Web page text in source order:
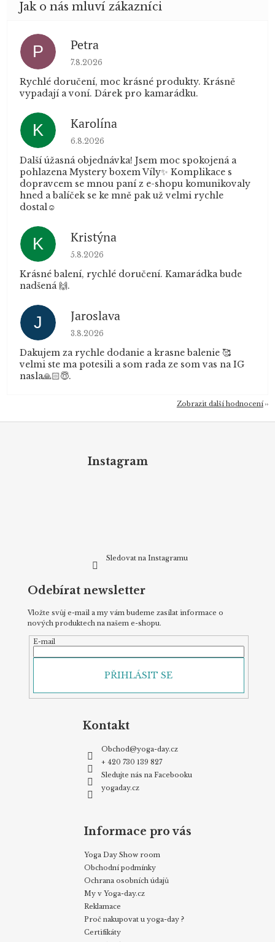
P Petra
Hodnocení obchodu je 5 z 5 hvězdiček.
7.8.2026
Rychlé doručení, moc krásné produkty. Krásně
vypadají a voní. Dárek pro kamarádku.
K Karolína
Hodnocení obchodu je 5 z 5 hvězdiček.
6.8.2026
Další úžasná objednávka! Jsem moc spokojená a
pohlazena Mystery boxem Víly✨ Komplikace s
dopravcem se mnou paní z e-shopu komunikovaly
hned a balíček se ke mně pak už velmi rychle
dostal☺️
K Kristýna
Hodnocení obchodu je 5 z 5 hvězdiček.
5.8.2026
Krásné balení, rychlé doručení. Kamarádka bude
nadšená 🙌.
J Jaroslava
Hodnocení obchodu je 5 z 5 hvězdiček.
3.8.2026
Dakujem za rychle dodanie a krasne balenie 🥰
velmi ste ma potesili a som rada ze som vas na IG
nasla🙏🏻😇.
Zobrazit další hodnocení
Instagram
Sledovat na Instagramu
Odebírat newsletter
Vložte svůj e-mail a my vám budeme zasílat informace o
nových produktech na našem e-shopu.
E-mail
PŘIHLÁSIT SE
Kontakt
Obchod@yoga-day.cz
+ 420 730 139 827
Sledujte nás na Facebooku
yogaday.cz
Informace pro vás
Yoga Day Show room
Obchodní podmínky
Ochrana osobních údajů
My v Yoga-day.cz
Reklamace
Proč nakupovat u yoga-day ?
Certifikáty